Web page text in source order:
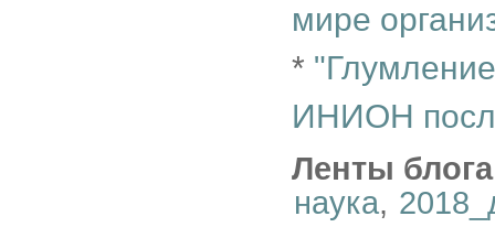
мире
*
ИНИОН
Ленты
наука,